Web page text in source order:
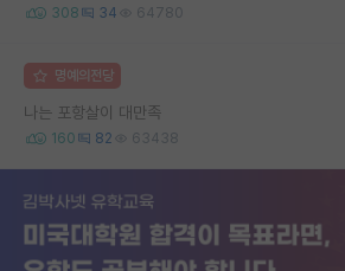
308 34 64780
명예의전당
나는 포항살이 대만족
160 82 63438